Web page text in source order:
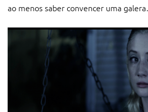
ao menos saber convencer uma